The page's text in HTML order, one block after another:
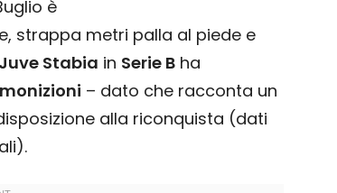
è
strappa metri palla al piede e
Juve Stabia in Serie B ha
– dato che racconta un
alla riconquista (dati